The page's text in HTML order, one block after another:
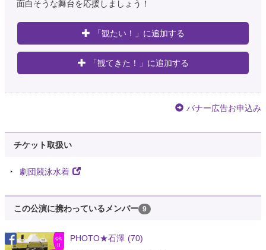
面白そうな舞台を応援しましょう！
「観たい！」に追加する
「観てきた！」に追加する
バナー広告お申込み
チケット取扱い
劇団競泳水着
この公演に携わっているメンバー 9
PHOTO★石澤 (70)